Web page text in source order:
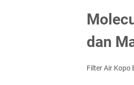
dan
Filter Air Kopo